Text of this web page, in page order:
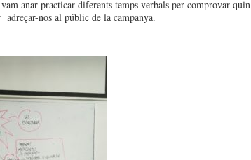
anar practicar diferents temps verbals per comprovar quin
nos al públic de la campanya.